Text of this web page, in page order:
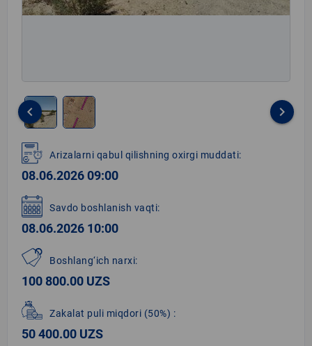
1
of
2
keyboard_arrow_left keyboard_arrow_right
Arizalarni qabul qilishning oxirgi muddati:
08.06.2026 09:00
Savdo boshlanish vaqti:
08.06.2026 10:00
Boshlang‘ich narxi:
100 800.00 UZS
Zakalat puli miqdori (50%) :
50 400.00 UZS